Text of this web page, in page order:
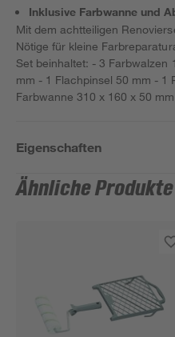
Inklusive Farbwanne und
Mit dem achtteiligen
Nötige für kleine
Set beinhaltet: - 3 Farbwalzen
mm - 1 Flachpinsel 50 mm - 1
Farbwanne 310 x 160 x 50
Eigenschaften
Ähnliche Produkte